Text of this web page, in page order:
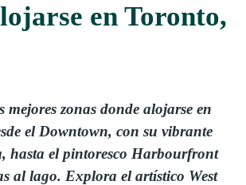
en Toronto,
mejores zonas donde alojarse en
el Downtown, con su vibrante
hasta el pintoresco Harbourfront
al lago. Explora el artístico West